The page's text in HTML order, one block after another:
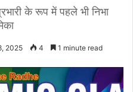
के रूप में पहले भी निभा
2025 4 1 minute read